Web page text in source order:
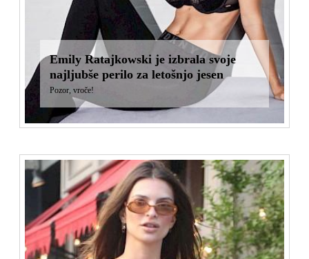
Emily Ratajkowski je izbrala svoje
najljubše perilo za letošnjo jesen
Pozor, vroče!